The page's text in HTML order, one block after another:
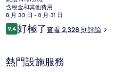
的
價
格
是
含稅金和其他費用
8 月 30 日 - 8 月 31 日
評
論
9.49.4 分，滿分 10 分，
好極了查看 2,328 則評論
熱門設施服務